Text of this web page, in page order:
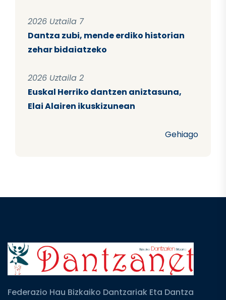
2026 Uztaila 7
Dantza zubi, mende erdiko historian
zehar bidaiatzeko
2026 Uztaila 2
Euskal Herriko dantzen aniztasuna,
Elai Alairen ikuskizunean
Gehiago
Federazio Hau Bizkaiko Dantzariak Eta Dantza